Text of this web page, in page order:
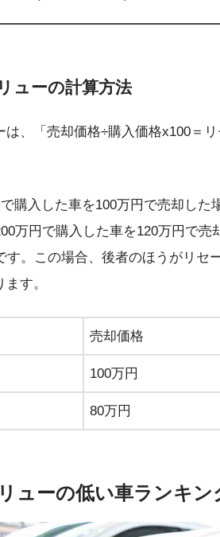
ューの計算方法
は、「売却価格÷購入価格x100＝
購入した車を100万円で売却した
万円で購入した車を120万円で
す。この場合、後者のほうがリセ
す。
売却価格
100万円
80万円
ューの低い車ランキン